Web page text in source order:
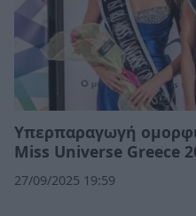
Υπερπαραγωγή
Miss Universe Greece
27/09/2025 19:59